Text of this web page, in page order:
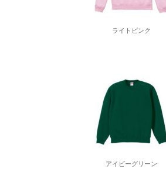
ライトピンク
アイビーグリーン